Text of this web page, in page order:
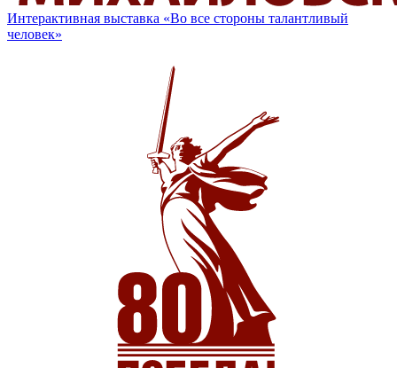
Интерактивная выставка «Во все стороны талантливый
человек»